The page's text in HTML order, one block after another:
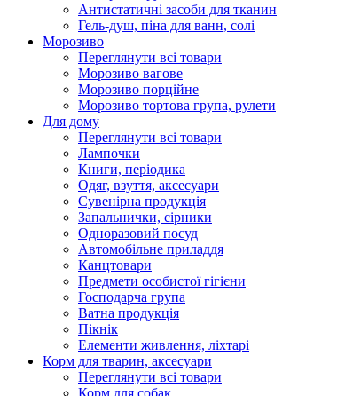
Антистатичні засоби для тканин
Гель-душ, піна для ванн, солі
Морозиво
Переглянути всі товари
Морозиво вагове
Морозиво порційне
Морозиво тортова група, рулети
Для дому
Переглянути всі товари
Лампочки
Книги, періодика
Одяг, взуття, аксесуари
Сувенірна продукція
Запальнички, сірники
Одноразовий посуд
Автомобільне приладдя
Канцтовари
Предмети особистої гігієни
Господарча група
Ватна продукція
Пікнік
Елементи живлення, ліхтарі
Корм для тварин, аксесуари
Переглянути всі товари
Корм для собак